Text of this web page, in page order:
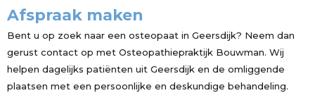
Afspraak maken
Bent u op zoek naar een osteopaat in Geersdijk? Neem dan
gerust contact op met Osteopathiepraktijk Bouwman. Wij
helpen dagelijks patiënten uit Geersdijk en de omliggende
plaatsen met een persoonlijke en deskundige behandeling.